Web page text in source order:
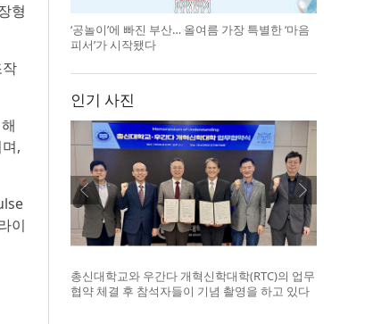
형
,
이
‘공놀이’에 빠진 부산… 올여름 가장 특별한 ‘마음
피서’가 시작됐다
인기 사진
총신대학교와 우간다 개혁신학대학(RTC)의 업무
협약 체결 후 참석자들이 기념 촬영을 하고 있다